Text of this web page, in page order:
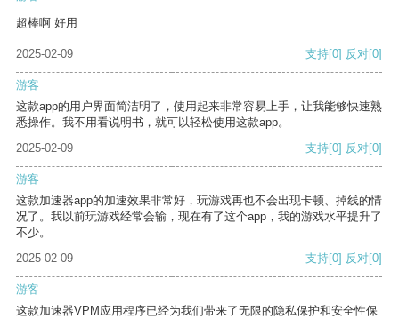
超棒啊 好用
2025-02-09 支持[0] 反对[0]
游客
这款app的用户界面简洁明了，使用起来非常容易上手，让我能够快速熟
悉操作。我不用看说明书，就可以轻松使用这款app。
2025-02-09
支持[0] 反对[0]
游客
这款加速器app的加速效果非常好，玩游戏再也不会出现卡顿、掉线的情
况了。我以前玩游戏经常会输，现在有了这个app，我的游戏水平提升了
不少。
2025-02-09
支持[0] 反对[0]
游客
这款加速器VPM应用程序已经为我们带来了无限的隐私保护和安全性保